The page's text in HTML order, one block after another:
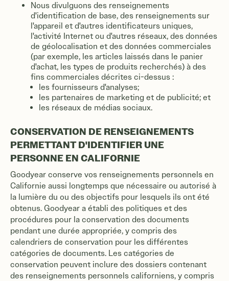
Nous divulguons des renseignements
d'identification de base, des renseignements sur
l'appareil et d'autres identificateurs uniques,
l'activité Internet ou d'autres réseaux, des données
de géolocalisation et des données commerciales
(par exemple, les articles laissés dans le panier
d'achat, les types de produits recherchés) à des
fins commerciales décrites ci-dessus :
les fournisseurs d'analyses;
les partenaires de marketing et de publicité; et
les réseaux de médias sociaux.
CONSERVATION DE RENSEIGNEMENTS
PERMETTANT D'IDENTIFIER UNE
PERSONNE EN CALIFORNIE
Goodyear conserve vos renseignements personnels en
Californie aussi longtemps que nécessaire ou autorisé à
la lumière du ou des objectifs pour lesquels ils ont été
obtenus. Goodyear a établi des politiques et des
procédures pour la conservation des documents
pendant une durée appropriée, y compris des
calendriers de conservation pour les différentes
catégories de documents. Les catégories de
conservation peuvent inclure des dossiers contenant
des renseignements personnels californiens, y compris